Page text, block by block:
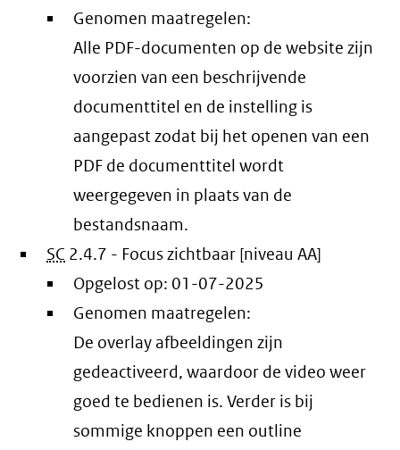
Genomen maatregelen:
Alle PDF-documenten op de website zijn
voorzien van een beschrijvende
documenttitel en de instelling is
aangepast zodat bij het openen van een
PDF de documenttitel wordt
weergegeven in plaats van de
bestandsnaam.
SC 2.4.7 - Focus zichtbaar [niveau AA]
Opgelost op: 01-07-2025
Genomen maatregelen:
De overlay afbeeldingen zijn
gedeactiveerd, waardoor de video weer
goed te bedienen is. Verder is bij
sommige knoppen een outline